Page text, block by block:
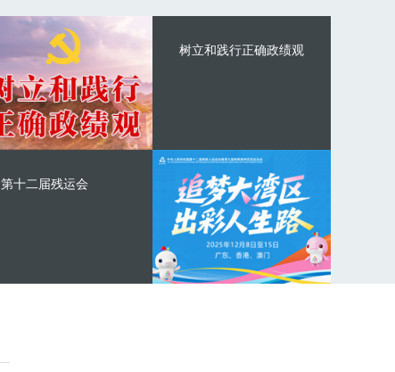
树立和践行正确政绩观
第十二届残运会